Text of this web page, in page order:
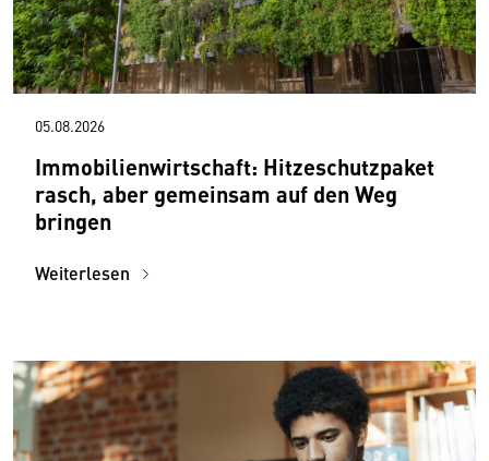
05.08.2026
Immobilienwirtschaft: Hitzeschutzpaket
rasch, aber gemeinsam auf den Weg
bringen
Weiterlesen